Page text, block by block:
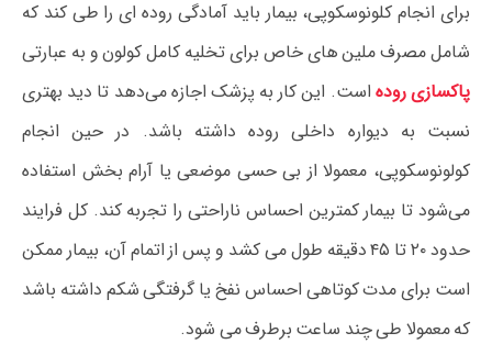
برای انجام کلونوسکوپی، بیمار باید آمادگی روده‌ ای را طی کند که
شامل مصرف ملین‌ های خاص برای تخلیه کامل کولون و به عبارتی
پاکسازی روده است. این کار به پزشک اجازه می‌دهد تا دید بهتری
نسبت به دیواره داخلی روده داشته باشد. در حین انجام
کولونوسکوپی، معمولا از بی‌ حسی موضعی یا آرام‌ بخش استفاده
می‌شود تا بیمار کمترین احساس ناراحتی را تجربه کند. کل فرایند
حدود ۲۰ تا ۴۵ دقیقه طول می‌ کشد و پس از اتمام آن، بیمار ممکن
است برای مدت کوتاهی احساس نفخ یا گرفتگی شکم داشته باشد
که معمولا طی چند ساعت برطرف می‌ شود.